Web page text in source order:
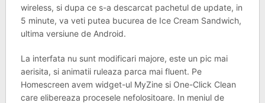
wireless, si dupa ce s-a descarcat pachetul de update, in
5 minute, va veti putea bucurea de Ice Cream Sandwich,
ultima versiune de Android.
La interfata nu sunt modificari majore, este un pic mai
aerisita, si animatii ruleaza parca mai fluent. Pe
Homescreen avem widget-ul MyZine si One-Click Clean
care elibereaza procesele nefolositoare. In meniul de